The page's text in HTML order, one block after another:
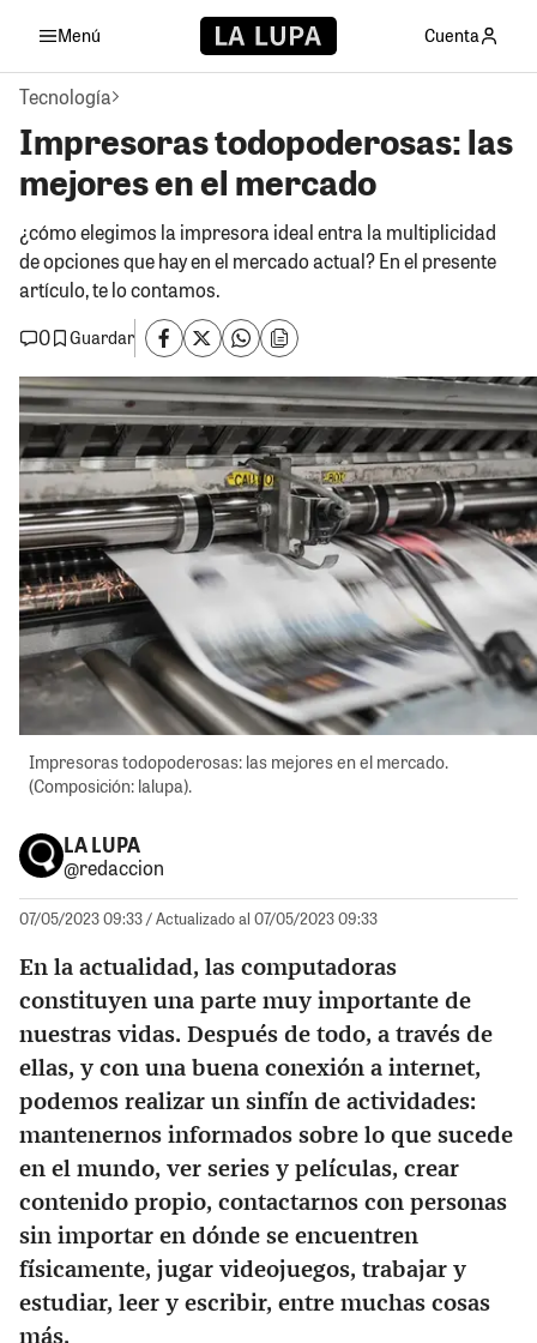
Menú Cuenta
Tecnología
Impresoras todopoderosas: las
mejores en el mercado
¿cómo elegimos la impresora ideal entra la multiplicidad
de opciones que hay en el mercado actual? En el presente
artículo, te lo contamos.
0
Guardar
Impresoras todopoderosas: las mejores en el mercado.
(Composición: lalupa).
LA LUPA
@redaccion
07/05/2023 09:33/ Actualizado al 07/05/2023 09:33
En la actualidad, las computadoras
constituyen una parte muy importante de
nuestras vidas. Después de todo, a través de
ellas, y con una buena conexión a internet,
podemos realizar un sinfín de actividades:
mantenernos informados sobre lo que sucede
en el mundo, ver series y películas, crear
contenido propio, contactarnos con personas
sin importar en dónde se encuentren
físicamente, jugar videojuegos, trabajar y
estudiar, leer y escribir, entre muchas cosas
más.